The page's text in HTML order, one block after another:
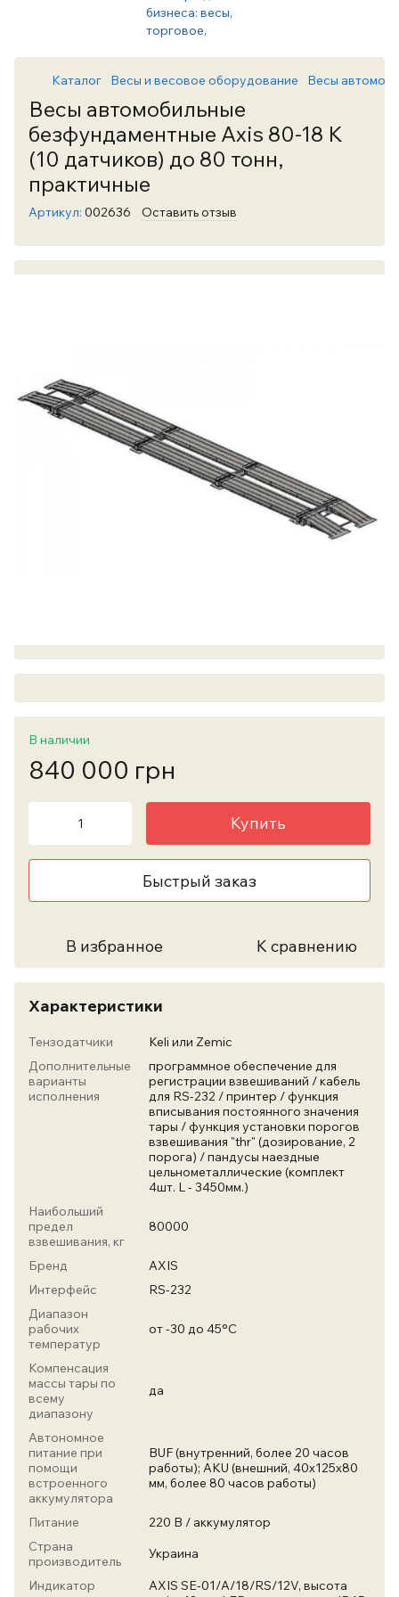
Каталог Весы и весовое оборудование Весы
Весы автомобильные
безфундаментные Axis 80-18 К
(10 датчиков) до 80 тонн,
практичные
Артикул: 002636 Оставить отзыв
В наличии
840 000 грн
Купить
Быстрый заказ
В избранное К сравнению
Характеристики
Тензодатчики
Keli или Zemic
Дополнительные
варианты
исполнения
программное обеспечение для
регистрации взвешиваний / кабель
для RS-232 / принтер / функция
вписывания постоянного значения
тары / функция установки порогов
взвешивания "thr" (дозирование, 2
порога) / пандусы наездные
цельнометаллические (комплект
4шт. L - 3450мм.)
Наибольший
предел
взвешивания, кг
80000
Бренд
AXIS
Интерфейс
RS-232
Диапазон
рабочих
температур
от -30 до 45°C
Компенсация
массы тары по
всему
диапазону
да
Автономное
питание при
помощи
встроенного
аккумулятора
BUF (внутренний, более 20 часов
работы); AKU (внешний, 40х125х80
мм, более 80 часов работы)
Питание
220 В / аккумулятор
Страна
производитель
Украина
Индикатор
AXIS SE-01/А/18/RS/12V, высота